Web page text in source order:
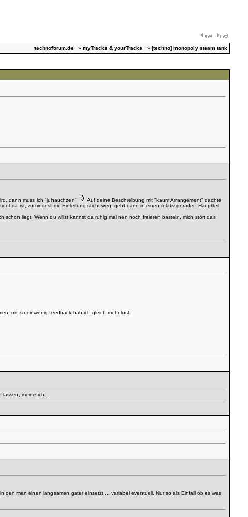
technoforum.de » myTracks & yourTracks » [techno] monopoly steam tank
dann muss ich "juhauchzen"
Auf deine Beschreibung mit "kaum Arrangement" dachte
da ist, zumindest die Einleitung sticht weg, geht dann in einen relativ geraden Hauptteil
liegt. Wenn du willst kannst da ruhig mal nen noch freieren basteln, mich stört das
mit so einwenig feedback hab ich gleich mehr lust!
meine ich...
den man einen langsamen gater einsetzt.... variabel eventuell. Nur so als Einfall ob es was